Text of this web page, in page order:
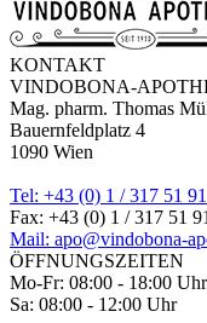
KONTAKT
VINDOBONA-
Mag. pharm. Thomas
Bauernfeldplatz 4
1090 Wien
Tel: +43 (0) 1 / 317 51 91
Fax: +43 (0) 1 / 317 51
Mail: apo@vindobona-
ÖFFNUNGSZEITEN
Mo-Fr: 08:00 - 18:00 Uhr
Sa: 08:00 - 12:00 Uhr